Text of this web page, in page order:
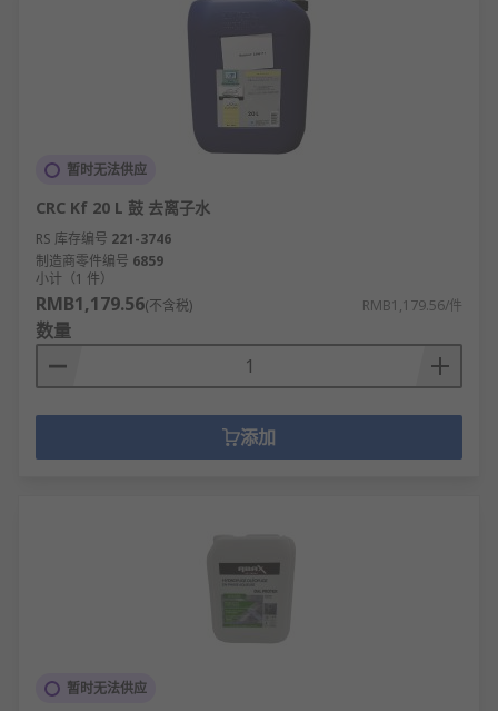
– 这些产品用于清洁和消毒区域或表
面， 它们含有高浓度的化学品，旨在去除细菌和病
毒。这些化学品可能专用于杀死特定类型的微生物或
者以小范围疾病为攻击目标， 这些产品可以是液体或
气体， 取决于每种情况的具体要求。
化学品组合， 与各种表面和/或设备兼容（请务必阅
读使用手册或说明以确保适用性）。
挡风玻璃清洗剂– 挡风玻璃清洗剂是最简单的汽车维
护用品之一， 设计用于清除道路污垢、 虫子和灰
尘，以确保驾驶时挡风玻璃干净透明。
暂时无法供应
CRC Kf 20 L 鼓 去离子水
RS 库存编号 221-3746
制造商零件编号 6859
小计（1 件）
RMB1,179.56(不含税) RMB1,179.56/件
数量
添加
暂时无法供应